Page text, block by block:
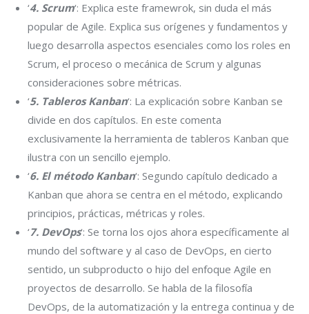
‘4. Scrum‘: Explica este framewrok, sin duda el más
popular de Agile. Explica sus orígenes y fundamentos y
luego desarrolla aspectos esenciales como los roles en
Scrum, el proceso o mecánica de Scrum y algunas
consideraciones sobre métricas.
‘5. Tableros Kanban‘: La explicación sobre Kanban se
divide en dos capítulos. En este comenta
exclusivamente la herramienta de tableros Kanban que
ilustra con un sencillo ejemplo.
‘6. El método Kanban‘: Segundo capítulo dedicado a
Kanban que ahora se centra en el método, explicando
principios, prácticas, métricas y roles.
‘7. DevOps‘: Se torna los ojos ahora específicamente al
mundo del software y al caso de DevOps, en cierto
sentido, un subproducto o hijo del enfoque Agile en
proyectos de desarrollo. Se habla de la filosofía
DevOps, de la automatización y la entrega continua y de